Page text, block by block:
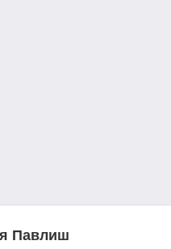
у нас і переконайтес
роботі.
Павлиш